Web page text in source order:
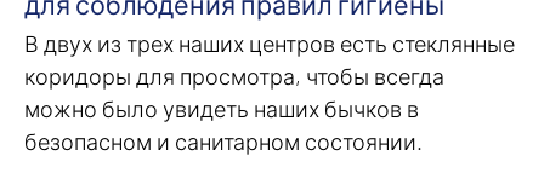
В двух из трех наших центров есть стеклянные
коридоры для просмотра, чтобы всегда
можно было увидеть наших бычков в
безопасном и санитарном состоянии.